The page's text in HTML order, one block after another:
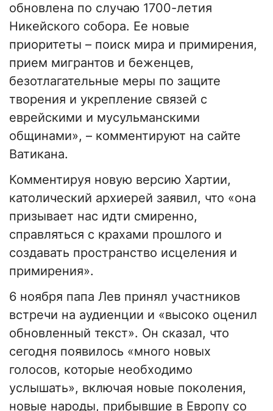
обновлена по случаю 1700-летия
Никейского собора. Ее новые
приоритеты – поиск мира и примирения,
прием мигрантов и беженцев,
безотлагательные меры по защите
творения и укрепление связей с
еврейскими и мусульманскими
общинами», – комментируют на сайте
Ватикана.
Комментируя новую версию Хартии,
католический архиерей заявил, что «она
призывает нас идти смиренно,
справляться с крахами прошлого и
создавать пространство исцеления и
примирения».
6 ноября папа Лев принял участников
встречи на аудиенции и «высоко оценил
обновленный текст». Он сказал, что
сегодня появилось «много новых
голосов, которые необходимо
услышать», включая новые поколения,
новые народы, прибывшие в Европу со